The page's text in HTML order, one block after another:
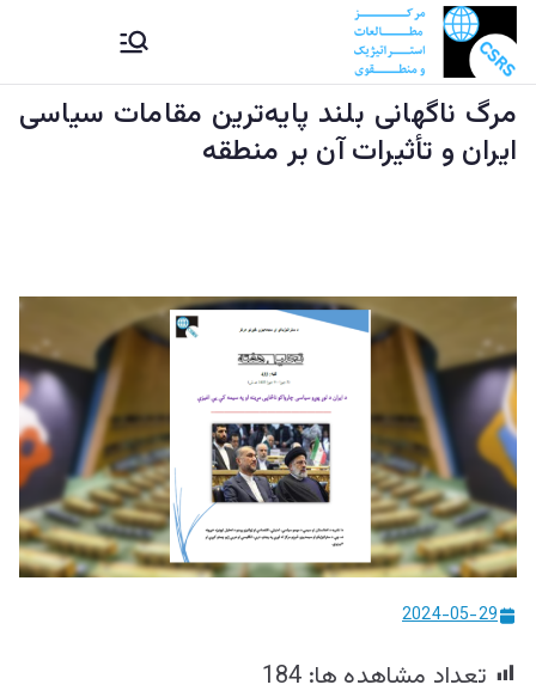
to
content
CSRS |
مرکز
و منطقوی |
د
ستراتېژیکو
او سیمه
ییزو څېړنو
مرکز مطالعات استراتیژيک و
منطقوی دستراتېژیکو او
سیمه ییزو څېړنو مرکز
مرگ ناگهانی بلند پایه‌ترین مقامات سیاسی
ایران و تأثیرات آن بر منطقه
2024-05-29
تعداد مشاهده ها: 184